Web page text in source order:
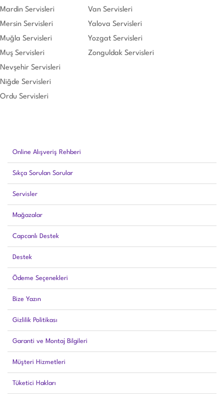
Online Alışveriş Rehberi
Sıkça Sorulan Sorular
Servisler
Mağazalar
Capcanlı Destek
Destek
Ödeme Seçenekleri
Bize Yazın
Gizlilik Politikası
Garanti ve Montaj Bilgileri
Müşteri Hizmetleri
Tüketici Hakları
Mardin Servisleri
Mersin Servisleri
Muğla Servisleri
Muş Servisleri
Nevşehir Servisleri
Niğde Servisleri
Ordu Servisleri
Van Servisleri
Yalova Servisleri
Yozgat Servisleri
Zonguldak Servisleri